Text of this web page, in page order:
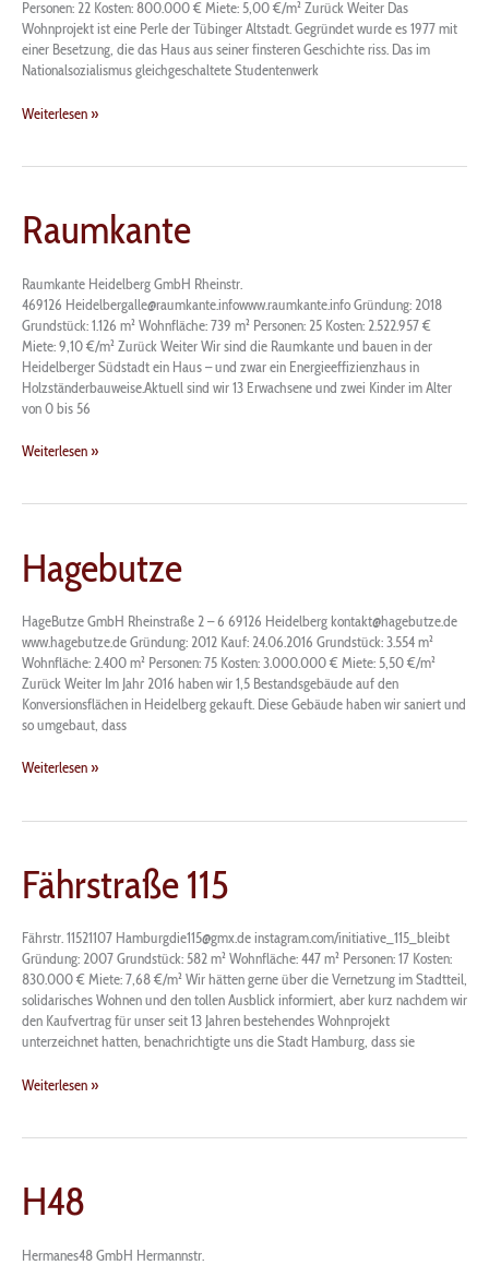
Personen: 22 Kosten: 800.000 € Miete: 5,00 €/m² Zurück Weiter Das
Wohnprojekt ist eine Perle der Tübinger Altstadt. Gegründet wurde es 1977 mit
einer Besetzung, die das Haus aus seiner finsteren Geschichte riss. Das im
Nationalsozialismus gleichgeschaltete Studentenwerk
Weiterlesen »
Raumkante
Raumkante Heidelberg GmbH Rheinstr.
469126 Heidelbergalle@raumkante.infowww.raumkante.info Gründung: 2018
Grundstück: 1.126 m² Wohnfläche: 739 m² Personen: 25 Kosten: 2.522.957 €
Miete: 9,10 €/m² Zurück Weiter Wir sind die Raumkante und bauen in der
Heidelberger Südstadt ein Haus – und zwar ein Energieeffizienzhaus in
Holzständerbauweise.Aktuell sind wir 13 Erwachsene und zwei Kinder im Alter
von 0 bis 56
Raumkante
Weiterlesen »
Hagebutze
HageButze GmbH Rheinstraße 2 – 6 69126 Heidelberg kontakt@hagebutze.de
www.hagebutze.de Gründung: 2012 Kauf: 24.06.2016 Grundstück: 3.554 m²
Wohnfläche: 2.400 m² Personen: 75 Kosten: 3.000.000 € Miete: 5,50 €/m²
Zurück Weiter Im Jahr 2016 haben wir 1,5 Bestandsgebäude auf den
Konversionsflächen in Heidelberg gekauft. Diese Gebäude haben wir saniert und
so umgebaut, dass
Hagebutze
Weiterlesen »
Fährstraße 115
Fährstr. 11521107 Hamburgdie115@gmx.de instagram.com/initiative_115_bleibt
Gründung: 2007 Grundstück: 582 m² Wohnfläche: 447 m² Personen: 17 Kosten:
830.000 € Miete: 7,68 €/m² Wir hätten gerne über die Vernetzung im Stadtteil,
solidarisches Wohnen und den tollen Ausblick informiert, aber kurz nachdem wir
den Kaufvertrag für unser seit 13 Jahren bestehendes Wohnprojekt
unterzeichnet hatten, benachrichtigte uns die Stadt Hamburg, dass sie
Fährstraße
115
Weiterlesen »
H48
Hermanes48 GmbH Hermannstr.
H48